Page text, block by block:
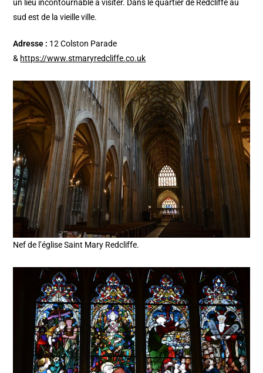
un lieu incontournable à visiter. Dans le quartier de Redcliffe au
sud est de la vieille ville.
Adresse : 12 Colston Parade
& https://www.stmaryredcliffe.co.uk
Nef de l’église Saint Mary Redcliffe.